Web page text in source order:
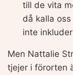
till de vita
då kalla
inte
Men Nattalie
tjejer i förorten